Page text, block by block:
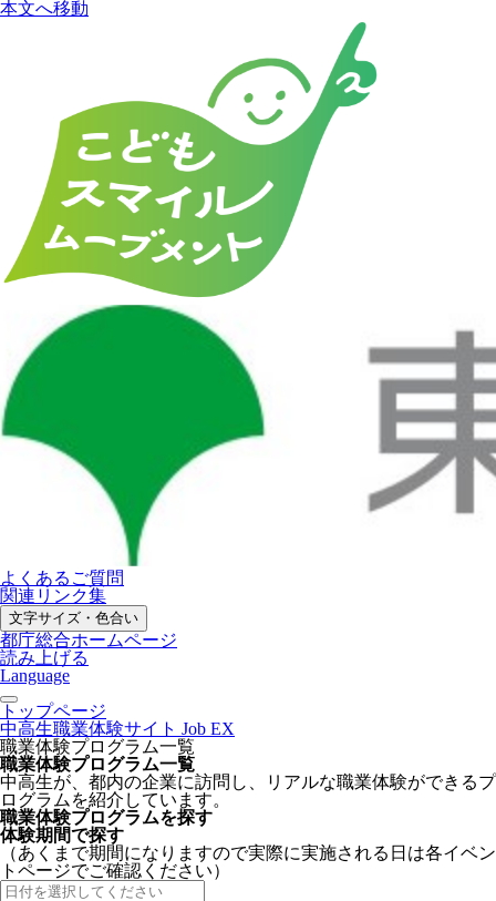
本文へ移動
よくあるご質問
関連リンク集
文字サイズ・色合い
都庁総合ホームページ
読み上げる
Language
トップページ
中高生職業体験サイト Job EX
職業体験プログラム一覧
職業体験プログラム一覧
中高生が、都内の企業に訪問し、リアルな職業体験ができるプ
ログラムを紹介しています。
職業体験プログラムを探す
体験期間で探す
（あくまで期間になりますので実際に実施される日は各イベン
トページでご確認ください）